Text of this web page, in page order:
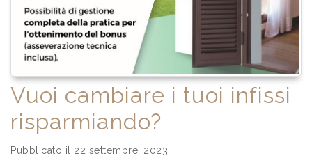
Vuoi cambiare i tuoi infissi
risparmiando?
Pubblicato il 22 settembre, 2023